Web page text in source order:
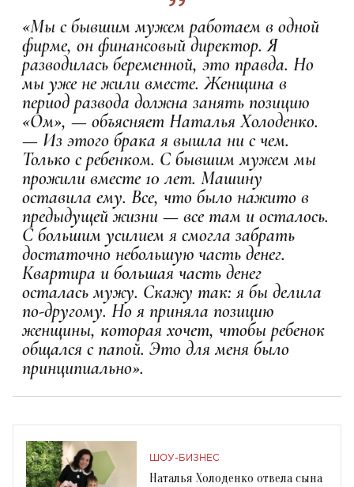
«Мы с бывшим мужем работаем в одной
фирме, он финансовый директор. Я
разводилась беременной, это правда. Но
мы уже не жили вместе. Женщина в
период развода должна занять позицию
«Ом», — объясняет Наталья Холоденко.
— Из этого брака я вышла ни с чем.
Только с ребенком. С бывшим мужем мы
прожили вместе 10 лет. Машину
оставила ему. Все, что было нажито в
предыдущей жизни — все там и осталось.
С большим усилием я смогла забрать
достаточно небольшую часть денег.
Квартира и большая часть денег
осталась мужу. Скажу так: я бы делила
по-другому. Но я приняла позицию
женщины, которая хочет, чтобы ребенок
общался с папой. Это для меня было
принципиально».
ШОУ-БИЗНЕС
Наталья Холоденко отвела сына